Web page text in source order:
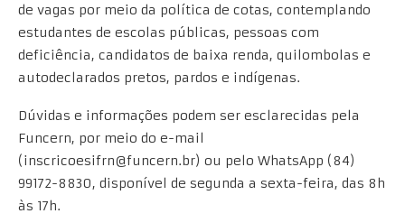
de vagas por meio da política de cotas, contemplando
estudantes de escolas públicas, pessoas com
deficiência, candidatos de baixa renda, quilombolas e
autodeclarados pretos, pardos e indígenas.
Dúvidas e informações podem ser esclarecidas pela
Funcern, por meio do e-mail
(inscricoesifrn@funcern.br) ou pelo WhatsApp (84)
99172-8830, disponível de segunda a sexta-feira, das 8h
às 17h.